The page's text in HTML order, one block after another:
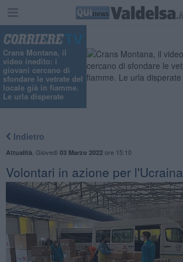
Crans Montana, il
video inedito: i
giovani cercano di
sfondare le vetrate del
locale già in fiamme.
Le urla disperate
Indietro
Attualità Giovedì 03 Marzo 2022ore 15:10
Volontari in azione per l'Ucraina